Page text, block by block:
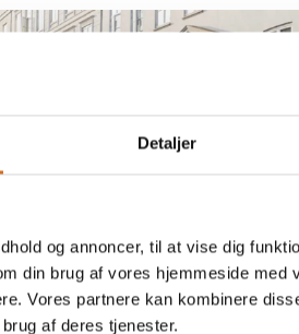
Detaljer
og annoncer, til at vise dig
din brug af vores hjemmeside med
Vores partnere kan kombinere
af deres tjenester.
2025
af fedtudskiller
Sankt Annæ